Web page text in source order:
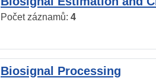
Počet záznamů: 4
Biosignal Processing